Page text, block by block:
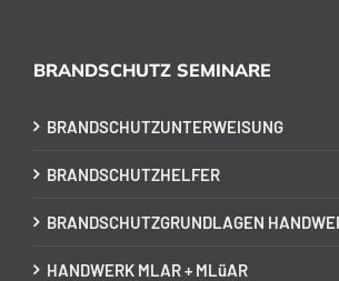
BRANDSCHUTZ SEMINARE
BRANDSCHUTZUNTERWEISUNG
BRANDSCHUTZHELFER
BRANDSCHUTZGRUNDLAGEN
HANDWERK MLAR + MLüAR